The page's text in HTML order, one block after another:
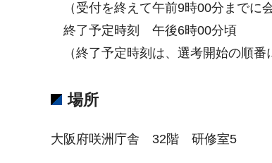
（受付を終えて午前9時00分までに
終了予定時刻 午後6時00分頃
（終了予定時刻は、選考開始の順番
場所
大阪府咲洲庁舎 32階 研修室5